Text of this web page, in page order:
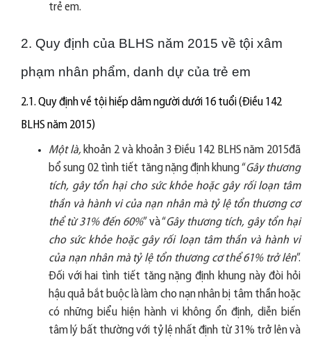
trẻ em.
2. Quy định của BLHS năm 2015 về tội xâm
phạm nhân phẩm, danh dự của trẻ em
2.1. Quy định về tội hiếp dâm người dưới 16 tuổi (Điều 142
BLHS năm 2015)
Một là,khoản 2 và khoản 3 Điều 142 BLHS năm 2015đã
bổ sung 02 tình tiết tăng nặng định khung “Gây thương
tích, gây tổn hại cho sức khỏe hoặc gây rối loạn tâm
thần và hành vi của nạn nhân mà tỷ lệ tổn thương cơ
thể từ 31% đến 60%” và “Gây thương tích, gây tổn hại
cho sức khỏe hoặc gây rối loạn tâm thần và hành vi
của nạn nhân mà tỷ lệ tổn thương cơ thể 61% trở lên”.
Đối với hai tình tiết tăng nặng định khung này đòi hỏi
hậu quả bắt buộc là làm cho nạn nhân bị tâm thần hoặc
có những biểu hiện hành vi không ổn định, diễn biến
tâm lý bất thường với tỷ lệ nhất định từ 31% trở lên và